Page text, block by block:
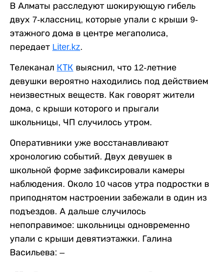
В Алматы расследуют шокирующую гибель
двух 7-классниц, которые упали с крыши 9-
этажного дома в центре мегаполиса,
передает Liter.kz.
Телеканал КТК выяснил, что 12-летние
девушки вероятно находились под действием
неизвестных веществ. Как говорят жители
дома, с крыши которого и прыгали
школьницы, ЧП случилось утром.
Оперативники уже восстанавливают
хронологию событий. Двух девушек в
школьной форме зафиксировали камеры
наблюдения. Около 10 часов утра подростки в
приподнятом настроении забежали в один из
подъездов. А дальше случилось
непоправимое: школьницы одновременно
упали с крыши девятиэтажки. Галина
Васильева: –